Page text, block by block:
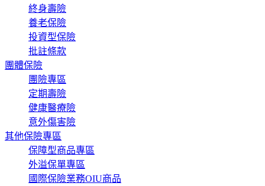
終身壽險
養老保險
投資型保險
批註條款
團體保險
團險專區
定期壽險
健康醫療險
意外傷害險
其他保險專區
保障型商品專區
外溢保單專區
國際保險業務OIU商品